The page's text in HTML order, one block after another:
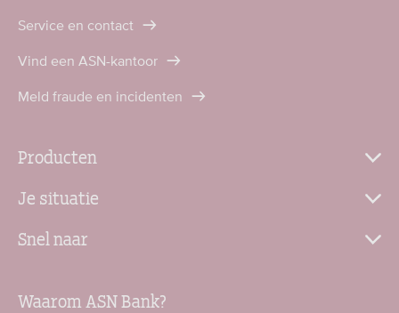
Service en contact
Vind een ASN-kantoor
Meld fraude en incidenten
Producten
Je situatie
Snel naar
Waarom ASN Bank?